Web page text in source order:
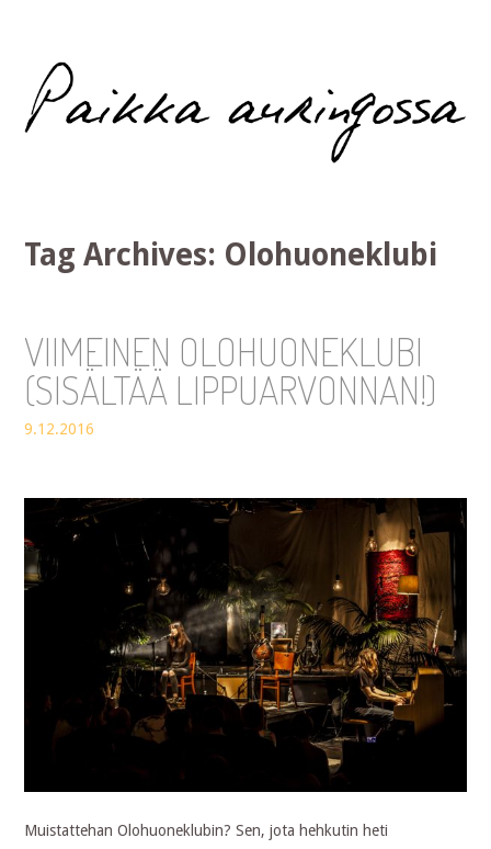
Paikka auringossa
Tag Archives: Olohuoneklubi
VIIMEINEN OLOHUONEKLUBI
(SISÄLTÄÄ LIPPUARVONNAN!)
9.12.2016
Muistattehan Olohuoneklubin? Sen, jota hehkutin heti